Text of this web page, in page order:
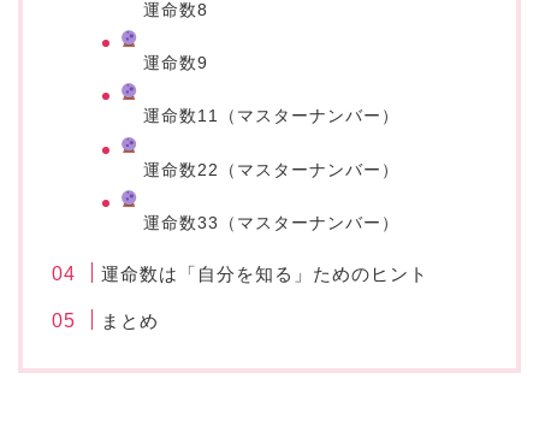
運命数8
運命数9
運命数11（マスターナンバー）
運命数22（マスターナンバー）
運命数33（マスターナンバー）
運命数は「自分を知る」ためのヒント
まとめ